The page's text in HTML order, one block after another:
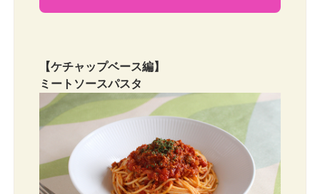
【ケチャップベース編】
ミートソースパスタ